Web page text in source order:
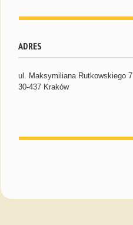
ADRES
ul. Maksymiliana Rutkowskiego 7
30-437 Kraków